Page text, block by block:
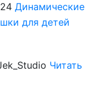
Динамические
для детей
Читать